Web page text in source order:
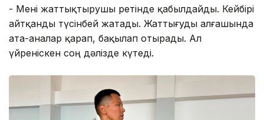
- Мені жаттықтырушы ретінде қабылдайды. Кейбірі
айтқанды түсінбей жатады. Жаттығуды алғашында
ата-аналар қарап, бақылап отырады. Ал
үйреніскен соң дәлізде күтеді.